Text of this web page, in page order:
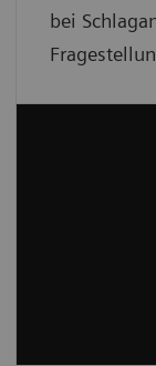
bei